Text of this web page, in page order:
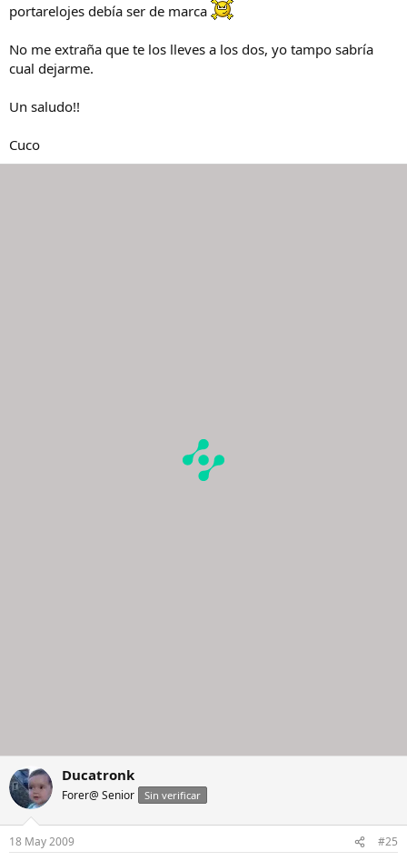
portarelojes debía ser de marca
No me extraña que te los lleves a los dos, yo tampo sabría
cual dejarme.
Un saludo!!
Cuco
Ducatronk
Forer@ Senior Sin verificar
18 May 2009 #25